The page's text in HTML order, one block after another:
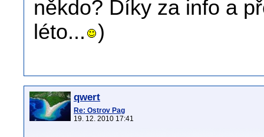
někdo? Díky za info a
léto... )
qwert
Re: Ostrov Pag
19. 12. 2010 17:41